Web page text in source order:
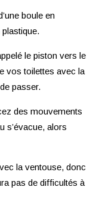
boule en
plastique.
le piston vers le
vos toilettes avec la
passer.
des mouvements
s’évacue, alors
la ventouse, donc
pas de difficultés à